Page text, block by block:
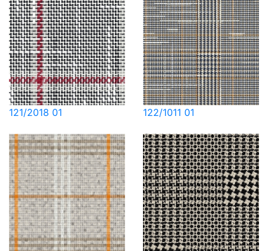
121/2018 01 122/1011 01